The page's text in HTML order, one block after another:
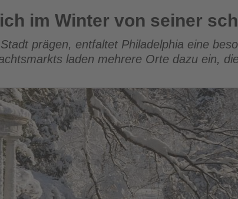
schönsten Seite
im Winter von seiner
prägen, entfaltet Philadelphia eine
laden mehrere Orte dazu ein,